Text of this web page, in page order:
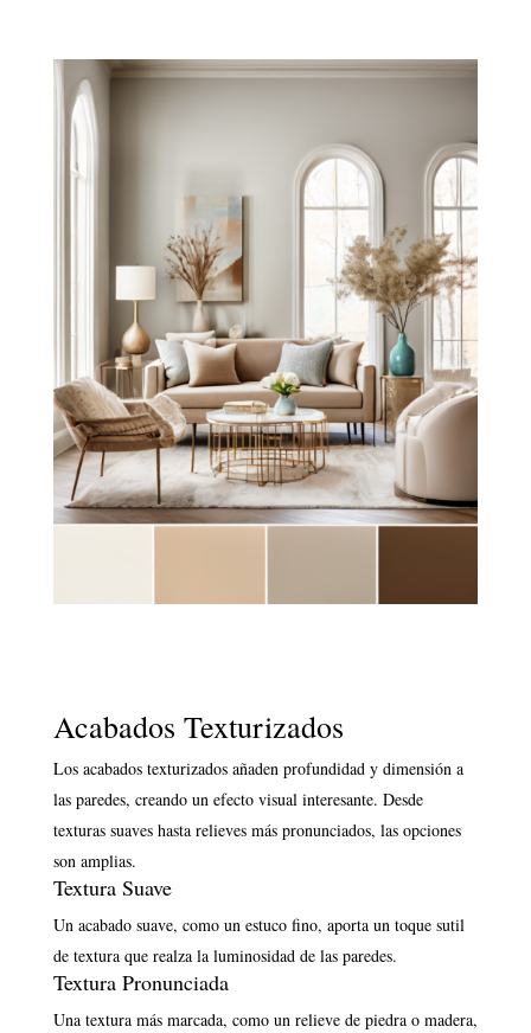
Acabados Texturizados
Los acabados texturizados añaden profundidad y dimensión a
las paredes, creando un efecto visual interesante. Desde
texturas suaves hasta relieves más pronunciados, las opciones
son amplias.
Textura Suave
Un acabado suave, como un estuco fino, aporta un toque sutil
de textura que realza la luminosidad de las paredes.
Textura Pronunciada
Una textura más marcada, como un relieve de piedra o madera,